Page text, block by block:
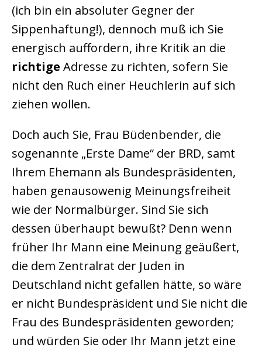
(ich bin ein absoluter Gegner der
Sippenhaftung!), dennoch muß ich Sie
energisch auffordern, ihre Kritik an die
richtige Adresse zu richten, sofern Sie
nicht den Ruch einer Heuchlerin auf sich
ziehen wollen.
Doch auch Sie, Frau Büdenbender, die
sogenannte „Erste Dame“ der BRD, samt
Ihrem Ehemann als Bundespräsidenten,
haben genausowenig Meinungsfreiheit
wie der Normalbürger. Sind Sie sich
dessen überhaupt bewußt? Denn wenn
früher Ihr Mann eine Meinung geäußert,
die dem Zentralrat der Juden in
Deutschland nicht gefallen hätte, so wäre
er nicht Bundespräsident und Sie nicht die
Frau des Bundespräsidenten geworden;
und würden Sie oder Ihr Mann jetzt eine